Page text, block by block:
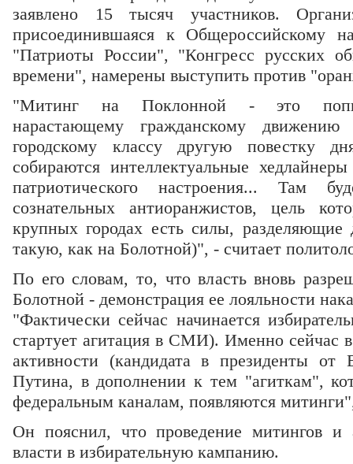
заявлено 15 тысяч участников.
присоединившаяся к Общероссийскому
"Патриоты России", "Конгресс русских
времени", намерены выступить против
"Митинг на Поклонной - это
нарастающему гражданскому движению
городскому классу другую повестку
собираются интеллектуальные
патриотического настроения... Там
сознательных антиоранжистов, цель
крупных городах есть силы, разделяющие
такую, как на Болотной)", - считает
По его словам, то, что власть вновь
Болотной - демонстрация ее лояльности
"Фактически сейчас начинается
стартует агитация в СМИ). Именно сейчас
активности (кандидата в президенты от
Путина, в дополнении к тем "агиткам",
федеральным каналам, появляются
Он пояснил, что проведение митингов и
власти в избирательную кампанию.